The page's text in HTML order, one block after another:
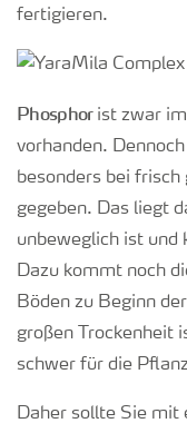
fertigieren.
Phosphor ist zwar
vorhanden. Dennoch
besonders bei
gegeben. Das liegt
unbeweglich ist und
Dazu kommt noch
Böden zu Beginn
großen Trockenheit
schwer für die
Daher sollte Sie mit